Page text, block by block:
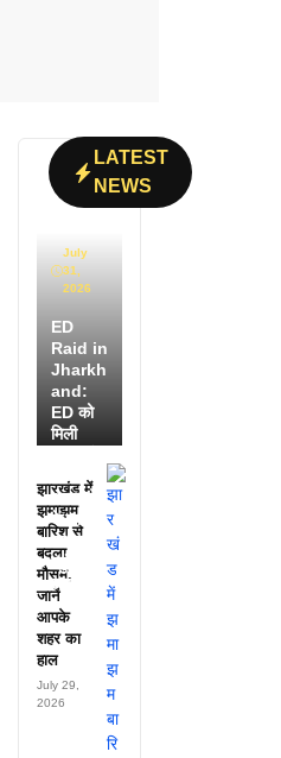
LATEST
NEWS
July
31,
2026
ED
Raid in
Jharkh
and:
ED को
मिली
25
अफसरों
के नाम,
हर महीने
पहुंचते थे
लाखों!
झारखंड में
झमाझम
बारिश से
बदला
मौसम,
जानें
आपके
शहर का
हाल
July 29,
2026